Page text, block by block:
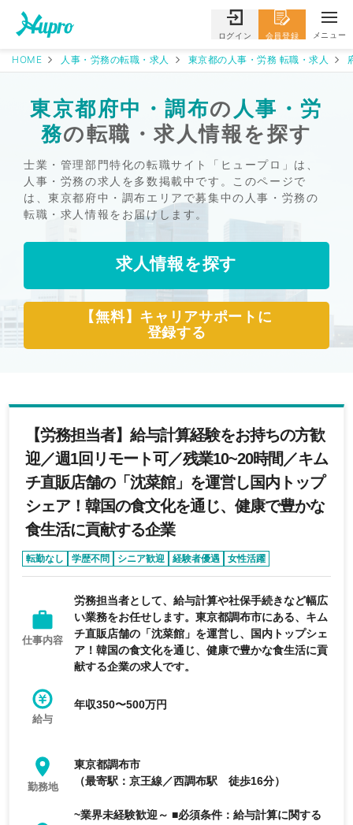
ログイン 会員登録 メニュー
HOME 人事・労務の転職・求人 東京都の人事・労務 転職・求人
東京都府中・調布の 人事・労
務の転職・求人情報を探す
士業・管理部門特化の転職サイト「ヒュープロ」は、
人事・労務の求人を多数掲載中です。このページで
は、東京都府中・調布エリアで募集中の人事・労務の
転職・求人情報をお届けします。
求人情報を探す
【無料】キャリアサポートに
登録する
【労務担当者】給与計算経験をお持ちの方歓
迎／週1回リモート可／残業10~20時間／キム
チ直販店舗の「沈菜館」を運営し国内トップ
シェア！韓国の食文化を通じ、健康で豊かな
食生活に貢献する企業
転勤なし 学歴不問 シニア歓迎 経験者優遇 女性活躍
仕事内容
労務担当者として、給与計算や社保手続きなど幅広
い業務をお任せします。東京都調布市にある、キム
チ直販店舗の「沈菜館」を運営し、国内トップシェ
ア！韓国の食文化を通じ、健康で豊かな食生活に貢
献する企業の求人です。
給与
年収350〜500万円
勤務地
東京都調布市
（最寄駅：京王線／西調布駅 徒歩16分）
~業界未経験歓迎～ ■必須条件：給与計算に関する